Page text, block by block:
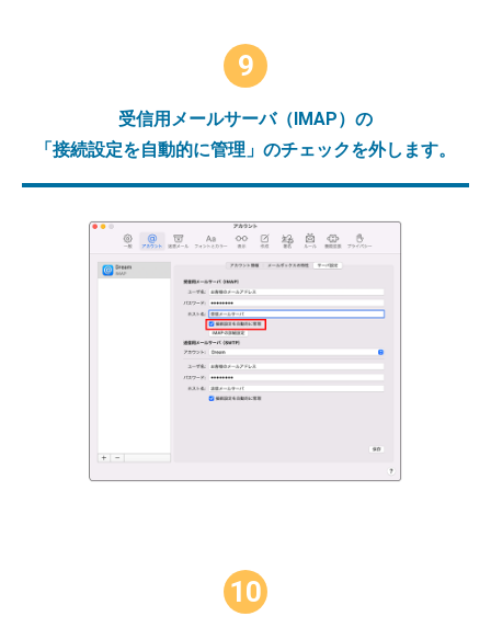
9
受信用メールサーバ（IMAP）の
「接続設定を自動的に管理」のチェックを外します。
10